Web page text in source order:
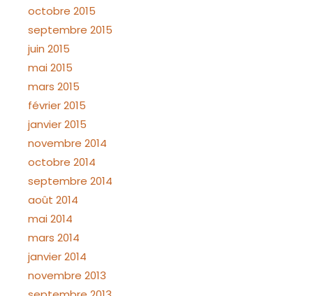
octobre 2015
septembre 2015
juin 2015
mai 2015
mars 2015
février 2015
janvier 2015
novembre 2014
octobre 2014
septembre 2014
août 2014
mai 2014
mars 2014
janvier 2014
novembre 2013